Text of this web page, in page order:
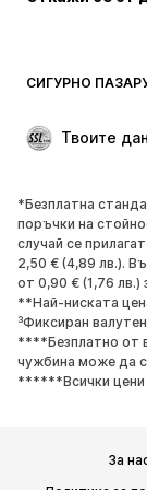
Специални Поводи
ОБУВКИ
НОВО
Маратонки
Обувки с висок
Сандали
Спортни обувки
СИГУРНО
Твоите
*Безплатна
поръчки на
случай се
2,50 € (4,89 лв.).
от 0,90 € (1,76 лв.)
**Най-ниската
³Фиксиран
****Безплатно от
чужбина може да
******Всички цени
За